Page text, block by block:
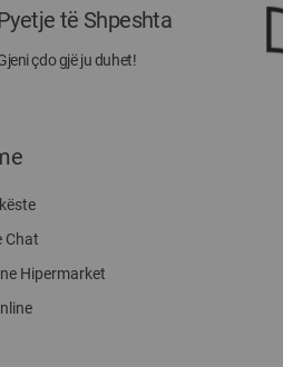
të Shpeshta
çdo gjë ju duhet!
Chat
Hipermarket